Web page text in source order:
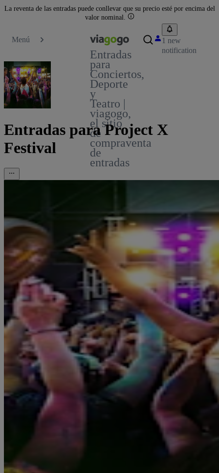
La reventa de las entradas puede conllevar que su precio esté por encima del
valor nominal.
Menú
Entradas
para
Conciertos,
Deporte
y
Teatro |
viagogo,
el sitio
de
compraventa
de
entradas
1 new
notification
Entradas para Project X
Festival